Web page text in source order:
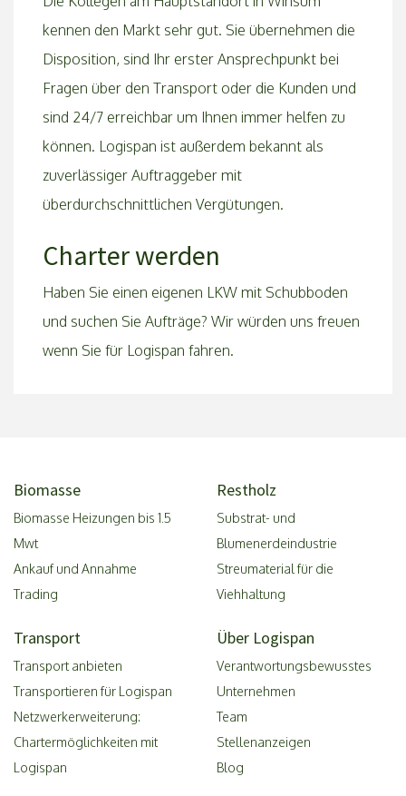
kennen den Markt sehr gut. Sie übernehmen die
Disposition, sind Ihr erster Ansprechpunkt bei
Fragen über den Transport oder die Kunden und
sind 24/7 erreichbar um Ihnen immer helfen zu
können. Logispan ist außerdem bekannt als
zuverlässiger Auftraggeber mit
überdurchschnittlichen Vergütungen.
Charter werden
Haben Sie einen eigenen LKW mit Schubboden
und suchen Sie Aufträge? Wir würden uns freuen
wenn Sie für Logispan fahren.
Biomasse
Biomasse Heizungen bis 1.5
Mwt
Ankauf und Annahme
Trading
Restholz
Substrat- und
Blumenerdeindustrie
Streumaterial für die
Viehhaltung
Transport
Transport anbieten
Transportieren für Logispan
Netzwerkerweiterung:
Chartermöglichkeiten mit
Logispan
Über Logispan
Verantwortungsbewusstes
Unternehmen
Team
Stellenanzeigen
Blog